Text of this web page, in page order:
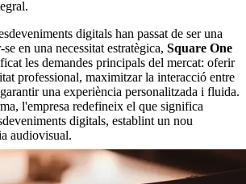
digitals han passat de ser una
en una necessitat estratègica, Square One
les demandes principals del mercat: oferir
professional, maximitzar la interacció entre
una experiència personalitzada i fluida.
l'empresa redefineix el que significa
digitals, establint un nou
audiovisual.